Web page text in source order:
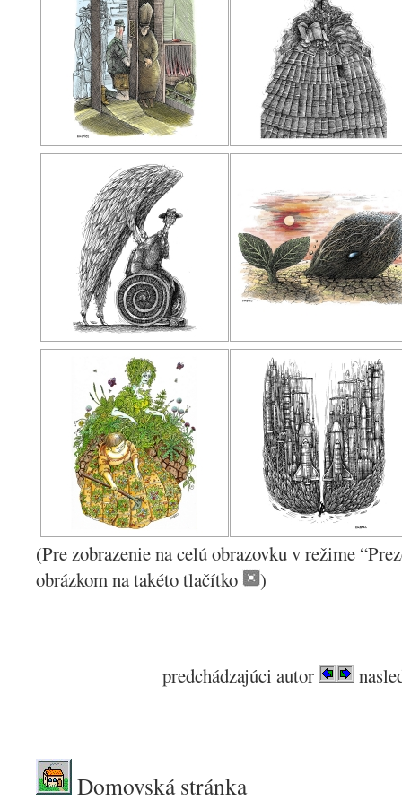
(Pre zobrazenie na celú obrazovku v režime
obrázkom na takéto tlačítko
)
predchádzajúci autor
Domovská stránka